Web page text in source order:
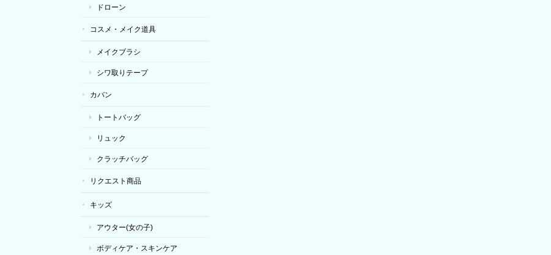
ドローン
コスメ・メイク道具
メイクブラシ
シワ取りテープ
カバン
トートバッグ
リュック
クラッチバッグ
リクエスト商品
キッズ
アウター(女の子)
ボディケア・スキンケア